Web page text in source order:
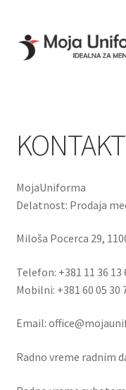
Preskoči
na
Skoči
na
KONTAKT
MojaUniforma
Delatnost: Prodaja
Miloša Pocerca 29,
Telefon: +381 11 36 13
Mobilni: +381 60 05 30
Email:
Radno vreme radnim